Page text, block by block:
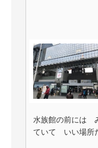
水族館の前には
ていて いい場所